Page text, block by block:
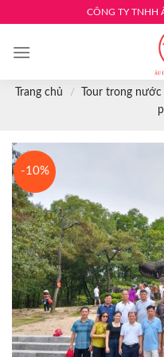
content
CÔNG TY TNHH
Trang chủ / Tour trong nước
-10%